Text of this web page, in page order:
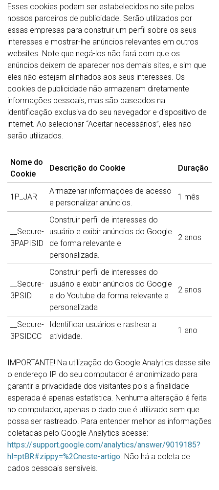
Esses cookies podem ser estabelecidos no site pelos
nossos parceiros de publicidade. Serão utilizados por
essas empresas para construir um perfil sobre os seus
interesses e mostrar-lhe anúncios relevantes em outros
websites. Note que negá-los não fará com que os
anúncios deixem de aparecer nos demais sites, e sim que
eles não estejam alinhados aos seus interesses. Os
cookies de publicidade não armazenam diretamente
informações pessoais, mas são baseados na
identificação exclusiva do seu navegador e dispositivo de
internet. Ao selecionar “Aceitar necessários”, eles não
serão utilizados.
Nome do
Cookie
Descrição do Cookie Duração
1P_JAR
Armazenar informações de acesso
e personalizar anúncios.
1 mês
__Secure-
3PAPISID
Construir perfil de interesses do
usuário e exibir anúncios do Google
de forma relevante e
personalizada.
2 anos
__Secure-
3PSID
Construir perfil de interesses do
usuário e exibir anúncios do Google
e do Youtube de forma relevante e
personalizada
2 anos
__Secure-
3PSIDCC
Identificar usuários e rastrear a
atividade.
1 ano
IMPORTANTE! Na utilização do Google Analytics desse site
o endereço IP do seu computador é anonimizado para
garantir a privacidade dos visitantes pois a finalidade
esperada é apenas estatística. Nenhuma alteração é feita
no computador, apenas o dado que é utilizado sem que
possa ser rastreado. Para entender melhor as informações
coletadas pelo Google Analytics acesse:
https://support.google.com/analytics/answer/9019185?
hl=ptBR#zippy=%2Cneste-artigo. Não há a coleta de
dados pessoais sensíveis.